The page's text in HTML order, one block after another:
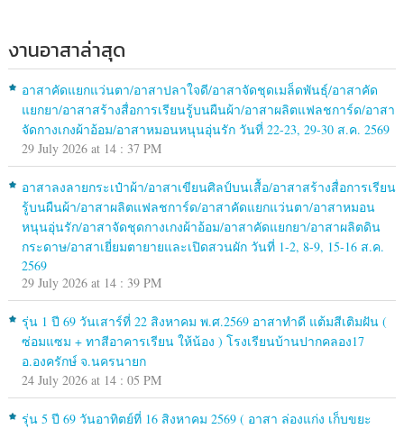
งานอาสาล่าสุด
อาสาคัดแยกแว่นตา/อาสาปลาใจดี/อาสาจัดชุดเมล็ดพันธุ์/อาสาคัด
แยกยา/อาสาสร้างสื่อการเรียนรู้บนผืนผ้า/อาสาผลิตแฟลชการ์ด/อาสา
จัดกางเกงผ้าอ้อม/อาสาหมอนหนุนอุ่นรัก วันที่ 22-23, 29-30 ส.ค. 2569
29 July 2026 at 14 : 37 PM
อาสาลงลายกระเป๋าผ้า/อาสาเขียนศิลป์บนเสื้อ/อาสาสร้างสื่อการเรียน
รู้บนผืนผ้า/อาสาผลิตแฟลชการ์ด/อาสาคัดแยกแว่นตา/อาสาหมอน
หนุนอุ่นรัก/อาสาจัดชุดกางเกงผ้าอ้อม/อาสาคัดแยกยา/อาสาผลิตดิน
กระดาษ/อาสาเยี่ยมตายายและเปิดสวนผัก วันที่ 1-2, 8-9, 15-16 ส.ค.
2569
29 July 2026 at 14 : 39 PM
รุ่น 1 ปี 69 วันเสาร์ที่ 22 สิงหาคม พ.ศ.2569 อาสาทำดี แต้มสีเติมฝัน (
ซ่อมแซม + ทาสีอาคารเรียน ให้น้อง ) โรงเรียนบ้านปากคลอง17
อ.องครักษ์ จ.นครนายก
24 July 2026 at 14 : 05 PM
รุ่น 5 ปี 69 วันอาทิตย์ที่ 16 สิงหาคม 2569 ( อาสา ล่องแก่ง เก็บขยะ